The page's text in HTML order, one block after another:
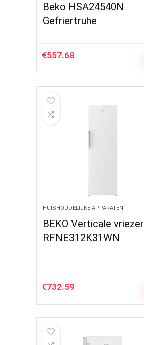
Beko HSA24540N
Gefriertruhe
€557.68
HUISHOUDELIJKE APPARATEN
BEKO Verticale vriezer
RFNE312K31WN
€732.59